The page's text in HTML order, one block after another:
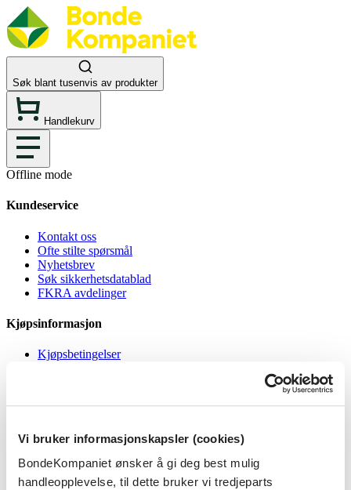
Vi bruker informasjonskapsler (cookies)
BondeKompaniet ønsker å gi deg best mulig
handleopplevelse, til dette bruker vi tredjeparts
Søk blant tusenvis av produkter
Handlekurv
Offline mode
Kundeservice
Kontakt oss
Ofte stilte spørsmål
Nyhetsbrev
Søk sikkerhetsdatablad
FKRA avdelinger
Kjøpsinformasjon
Kjøpsbetingelser
Informasjonskapsler
BondeKompaniet
Våre butikker